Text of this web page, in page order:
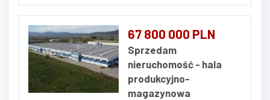
Na sprzedaż kompletna,
działająca zorganizowana część
przedsiębiorstwa pod marką
GDEL Home Design (gdel.pl) —
producenta drzwi, ścia...
67 800 000 PLN
Sprzedam
nieruchomość - hala
produkcyjno-
magazynowa